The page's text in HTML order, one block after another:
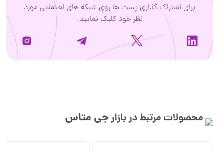
برای اشتراک گذاری پست ها روی شبکه های اجتماعی مورد
نظر خود کلیک نمایید.
محصولات مرتبط در بازارجی متاس